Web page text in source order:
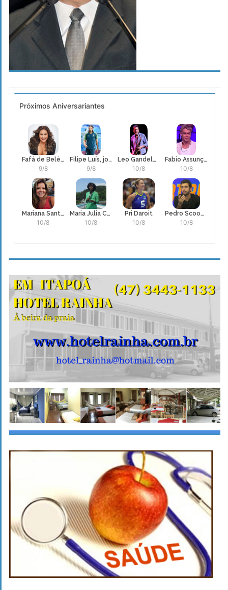
Próximos Aniversariantes
Fafá de Belém, Maria de Fátima Palha de Figueiredo
9/8
Filipe Luís, jogador e técnico de Futebol do Flamengo
9/8
Leo Gandelman
10/8
Fabio Assunção
10/8
Mariana Santos
10/8
Maria Julia Coutinho
10/8
Pri Daroit
10/8
Pedro Scooby
10/8